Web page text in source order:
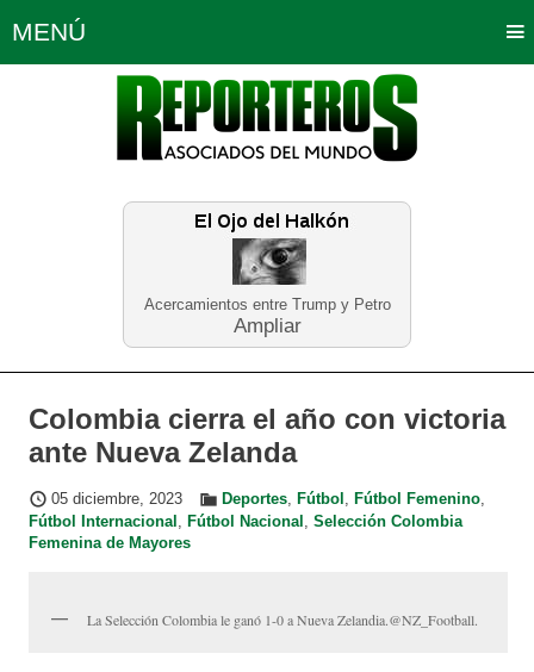
Acercamientos entre Trump y Petro
Ampliar
MENÚ
Política Opinión Bogotá
Planeta Tierra Deportes
Educación Neira
Colombia cierra el año con victoria
ante Nueva Zelanda
05 diciembre, 2023 Deportes, Fútbol , Fútbol Femenino,
Fútbol Internacional , Fútbol Nacional , Selección Colombia
Femenina de Mayores
La Selección Colombia le ganó 1-0 a Nueva Zelandia.@NZ_Football.